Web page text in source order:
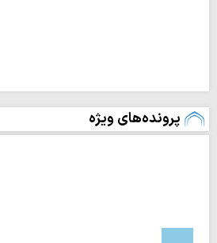
پرونده‌های ویژه